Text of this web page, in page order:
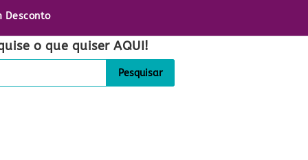
Desconto
o que quiser AQUI!